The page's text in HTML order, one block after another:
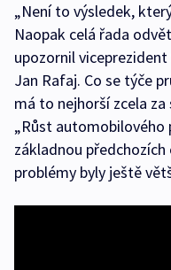
„Není to výsledek,
Naopak celá řada
upozornil viceprezident
Jan Rafaj. Co se týče
má to nejhorší zcela
„Růst automobilového
základnou
problémy byly ještě